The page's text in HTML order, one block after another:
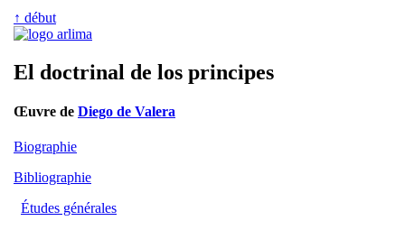
↑ début
El doctrinal de los principes
Œuvre de Diego de Valera
Biographie
Bibliographie
Études générales